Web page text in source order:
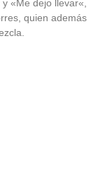
«Me dejo llevar«,
quien además